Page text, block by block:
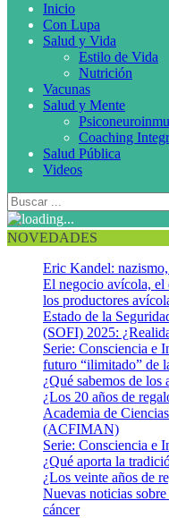
Inicio
Con Lupa
Salud y Vida
Estilo de Vida
Nutrición
Vacunas
Salud y Mente
Coaching
Salud Pública
Videos
NOVEDADES
Eric Kandel:
El negocio avícola, el
los productores
Estado de la
(SOFI) 2025:
Serie: Consciencia e
futuro “ilimitado” de
¿Qué sabemos de los
¿Los 20 años de
Academia de
(ACFIMAN)
Serie: Consciencia e
¿Qué aporta la
¿Los veinte años de
Nuevas noticias
cáncer